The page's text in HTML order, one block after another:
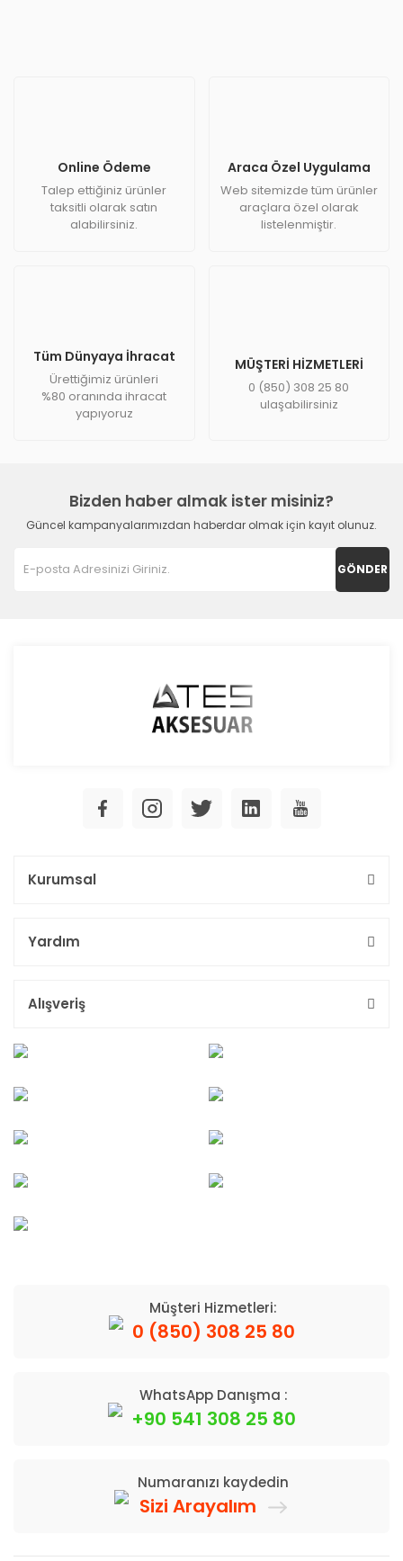
Online Ödeme
Talep ettiğiniz ürünler
taksitli olarak satın
alabilirsiniz.
Araca Özel Uygulama
Web sitemizde tüm ürünler
araçlara özel olarak
listelenmiştir.
Tüm Dünyaya İhracat
Ürettiğimiz ürünleri
%80 oranında ihracat
yapıyoruz
MÜŞTERİ HİZMETLERİ
0 (850) 308 25 80
ulaşabilirsiniz
Bizden haber almak ister misiniz?
Güncel kampanyalarımızdan haberdar olmak için kayıt olunuz.
GÖNDER
Kurumsal
Yardım
Alışveriş
Müşteri Hizmetleri:
0 (850) 308 25 80
WhatsApp Danışma :
+90 541 308 25 80
Numaranızı kaydedin
Sizi Arayalım